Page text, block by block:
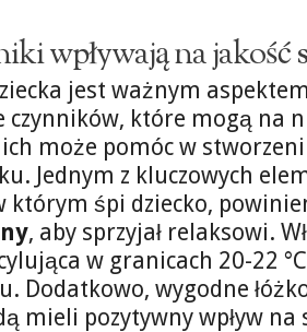
wpływają na jakość
jest ważnym
które mogą na
może pomóc w
Jednym z kluczowych
którym śpi dziecko,
, aby sprzyjał relaksowi.
w granicach 20-22
Dodatkowo, wygodne
mieli pozytywny wpływ na